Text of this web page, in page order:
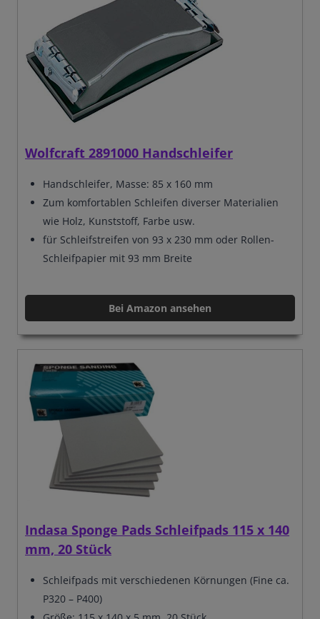
Wolfcraft 2891000 Handschleifer
Handschleifer, Masse: 85 x 160 mm
Zum komfortablen Schleifen diverser Materialien
wie Holz, Kunststoff, Farbe usw.
für Schleifstreifen von 93 x 230 mm oder Rollen-
Schleifpapier mit 93 mm Breite
Bei Amazon ansehen
Indasa Sponge Pads Schleifpads 115 x 140
mm, 20 Stück
Schleifpads mit verschiedenen Körnungen (Fine ca.
P320 – P400)